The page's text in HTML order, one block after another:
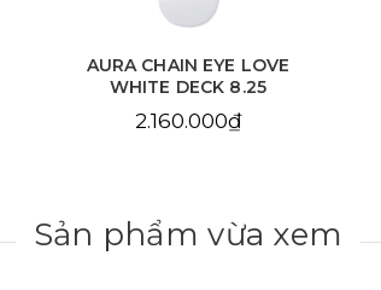
AURA CHAIN EYE LOVE
WHITE DECK 8.25
2.160.000₫
Sản phẩm vừa xem